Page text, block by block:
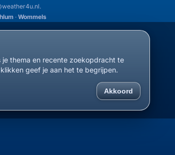
.
· Wommels
thema en recente zoekopdracht te
geef je aan het te begrijpen.
Akkoord